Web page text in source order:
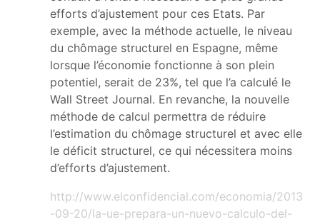
efforts d’ajustement pour ces Etats. Par
exemple, avec la méthode actuelle, le niveau
du chômage structurel en Espagne, même
lorsque l’économie fonctionne à son plein
potentiel, serait de 23%, tel que l’a calculé le
Wall Street Journal. En revanche, la nouvelle
méthode de calcul permettra de réduire
l’estimation du chômage structurel et avec elle
le déficit structurel, ce qui nécessitera moins
d’efforts d’ajustement.
http://www.elconfidencial.com/economia/2013
-09-20/la-ue-prepara-un-nuevo-calculo-del-